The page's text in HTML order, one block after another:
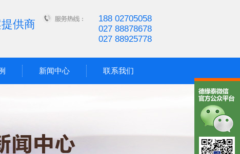
供商
188 02705058
027 88878678
027 88925778
新闻中心 联系我们